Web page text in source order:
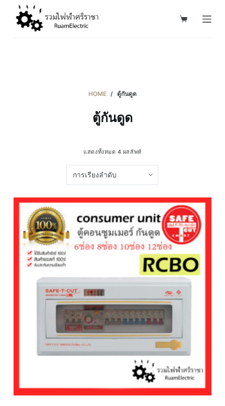
HOME / ตู้กันดูด
ตู้กันดูด
แสดงทั้งหมด 4 ผลลัพท์